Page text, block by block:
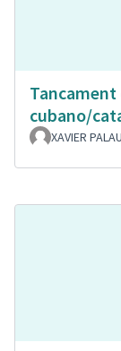
Tancament
cubano/
XAVIER